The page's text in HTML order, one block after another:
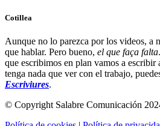
Cotillea
Aunque no lo parezca por los videos, a
que hablar. Pero bueno, el que faça falta
que escribimos en plan vamos a
tenga nada que ver con el trabajo,
Escriviures.
© Copyright Salabre Comunicación